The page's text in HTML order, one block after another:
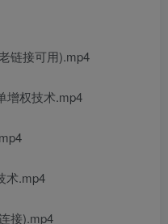
链接可用).mp4
增权技术.mp4
术.mp4
接).mp4